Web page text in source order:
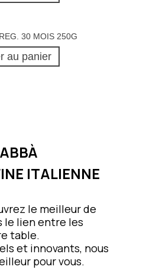
30 MOIS 250G
au panier
ITALIENNE
le meilleur de
le lien entre les
table.
et innovants, nous
pour vous.